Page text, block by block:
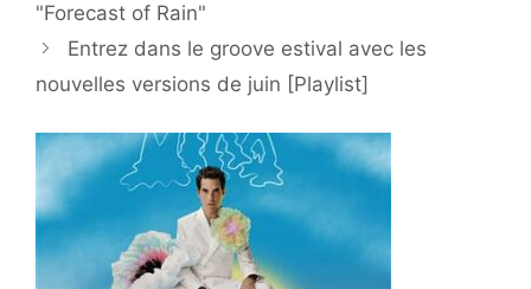
"Forecast of Rain"
Entrez dans le groove estival avec les
nouvelles versions de juin [Playlist]